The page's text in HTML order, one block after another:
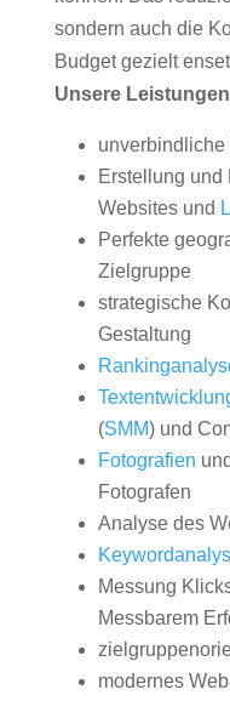
sondern auch die
Budget gezielt
Unsere Leistungen
unverbindliche
Erstellung und
Websites und
Perfekte
Zielgruppe
strategische
Gestaltung
(SMM) und
Fotografien
Fotografen
Analyse des
Messung
Messbarem
modernes